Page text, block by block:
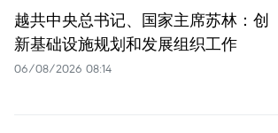
越共中央总书记、国家主席苏林：创
新基础设施规划和发展组织工作
06/08/2026 08:14